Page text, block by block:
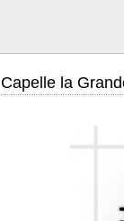
Capelle la